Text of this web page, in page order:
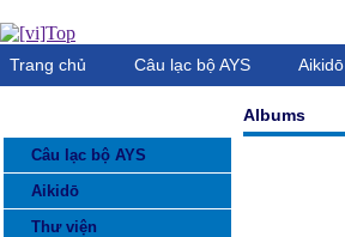
Trang chủ Câu lạc bộ AYS Aikidō
Câu lạc bộ AYS
Aikidō
Thư viện
Albums